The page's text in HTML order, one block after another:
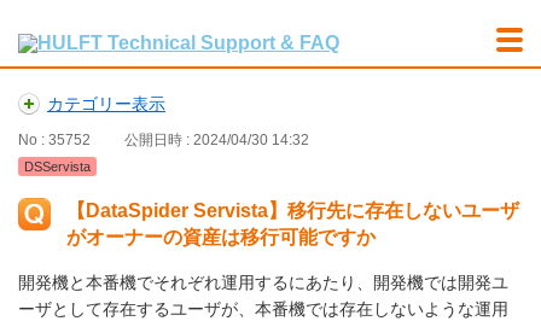
カテゴリー表示
No : 35752 公開日時 : 2024/04/30 14:32
DSServista
【DataSpider Servista】移行先に存在しないユーザ
がオーナーの資産は移行可能ですか
開発機と本番機でそれぞれ運用するにあたり、開発機では開発ユ
ーザとして存在するユーザが、本番機では存在しないような運用